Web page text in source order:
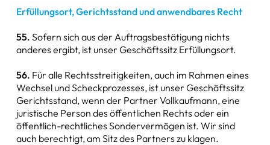
Erfüllungsort, Gerichtsstand und anwendbares Recht
55. Sofern sich aus der Auftragsbestätigung nichts
anderes ergibt, ist unser Geschäftssitz Erfüllungsort.
56. Für alle Rechtsstreitigkeiten, auch im Rahmen eines
Wechsel und Scheckprozesses, ist unser Geschäftssitz
Gerichtsstand, wenn der Partner Vollkaufmann, eine
juristische Person des öffentlichen Rechts oder ein
öffentlich-rechtliches Sondervermögen ist. Wir sind
auch berechtigt, am Sitz des Partners zu klagen.